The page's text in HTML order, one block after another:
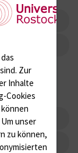
Zur
Inhalte
Cookies
Um unser
zu können,